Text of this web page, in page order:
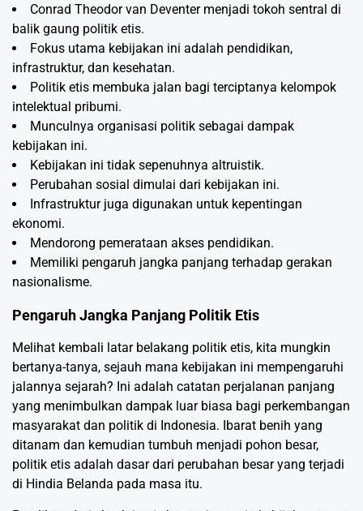
Conrad Theodor van Deventer menjadi tokoh sentral di
balik gaung politik etis.
Fokus utama kebijakan ini adalah pendidikan,
infrastruktur, dan kesehatan.
Politik etis membuka jalan bagi terciptanya kelompok
intelektual pribumi.
Munculnya organisasi politik sebagai dampak
kebijakan ini.
Kebijakan ini tidak sepenuhnya altruistik.
Perubahan sosial dimulai dari kebijakan ini.
Infrastruktur juga digunakan untuk kepentingan
ekonomi.
Mendorong pemerataan akses pendidikan.
Memiliki pengaruh jangka panjang terhadap gerakan
nasionalisme.
Pengaruh Jangka Panjang Politik Etis
Melihat kembali latar belakang politik etis, kita mungkin
bertanya-tanya, sejauh mana kebijakan ini mempengaruhi
jalannya sejarah? Ini adalah catatan perjalanan panjang
yang menimbulkan dampak luar biasa bagi perkembangan
masyarakat dan politik di Indonesia. Ibarat benih yang
ditanam dan kemudian tumbuh menjadi pohon besar,
politik etis adalah dasar dari perubahan besar yang terjadi
di Hindia Belanda pada masa itu.